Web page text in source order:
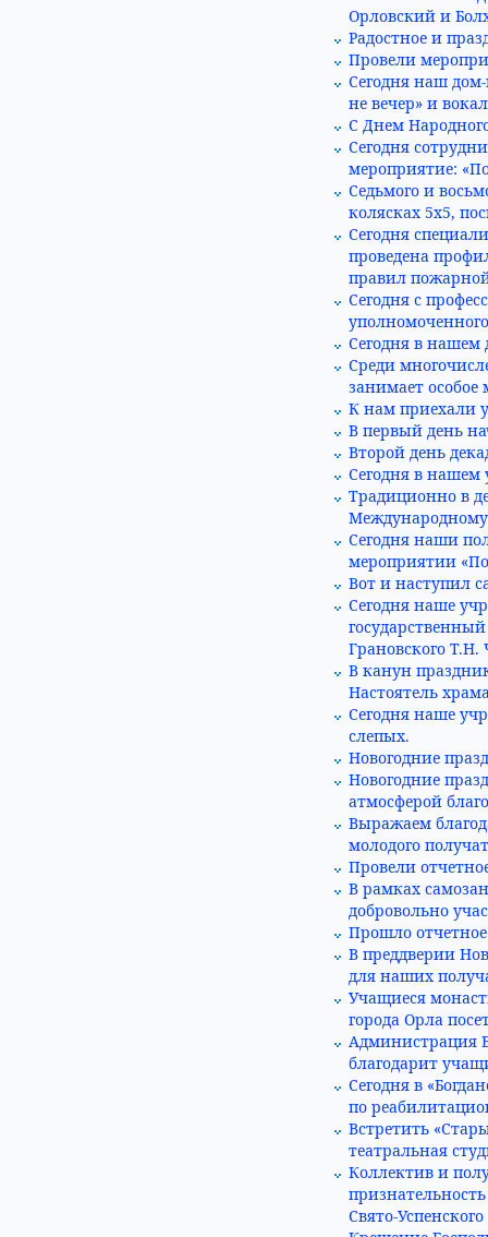
Орловский и
Радостное и
Провели
Сегодня наш
не вечер» и
С Днем
Сегодня
мероприятие:
Седьмого и
колясках 5х5,
Сегодня
проведена
правил
Сегодня с
Сегодня в нашем
Среди
занимает особое
К нам приехали
В первый день
Второй день
Сегодня в
Традиционно в
Сегодня наши
мероприятии
Вот и наступил
Сегодня наше
Грановского
В канун
Настоятель
Сегодня наше
слепых.
Новогодние
Новогодние
атмосферой
Выражаем
молодого
Провели
В рамках
добровольно
Прошло отчетное
В преддверии
для наших
Учащиеся
города Орла
Администрация
благодарит
Сегодня в
по
Встретить
театральная
Коллектив и
Свято-